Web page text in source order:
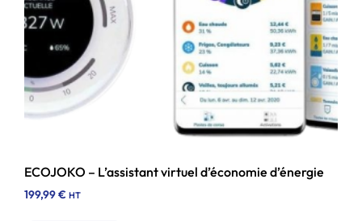
ECOJOKO – L’assistant virtuel d’économie d’énergie
199,99€ HT